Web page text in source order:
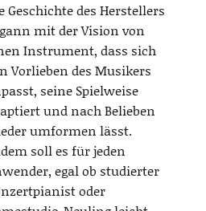
Geschichte des Herstellers
mit der Vision von
Instrument, dass sich
Vorlieben des Musikers
seine Spielweise
und nach Belieben
umformen lässt.
soll es für jeden
egal ob studierter
oder